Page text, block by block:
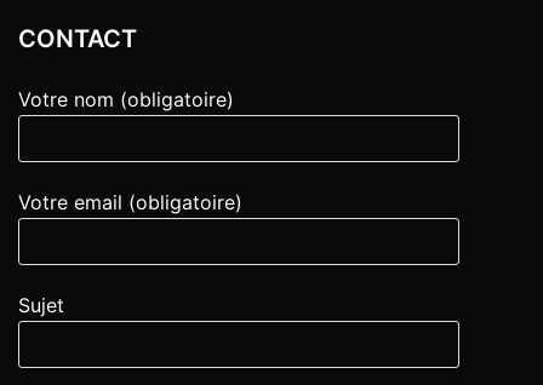
CONTACT
Votre nom (obligatoire)
Votre email (obligatoire)
Sujet